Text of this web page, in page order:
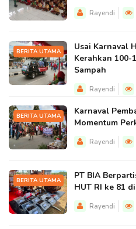
Rayendi
BERITA UTAMA
Usai Karnaval
Kerahkan 100-
Sampah
Rayendi
BERITA UTAMA
Karnaval
Momentum
Rayendi
BERITA UTAMA
PT BIA
HUT RI ke 81
Rayendi